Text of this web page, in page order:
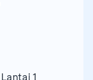
1